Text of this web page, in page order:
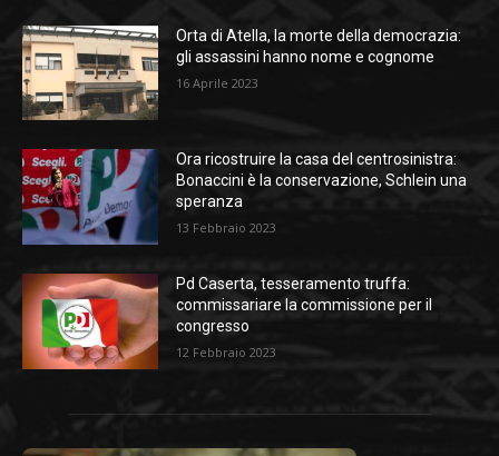
Orta di Atella, la morte della democrazia:
gli assassini hanno nome e cognome
16 Aprile 2023
Ora ricostruire la casa del centrosinistra:
Bonaccini è la conservazione, Schlein una
speranza
13 Febbraio 2023
Pd Caserta, tesseramento truffa:
commissariare la commissione per il
congresso
12 Febbraio 2023